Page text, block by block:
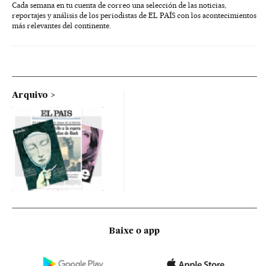
Cada semana en tu cuenta de correo una selección de las noticias,
reportajes y análisis de los periodistas de EL PAÍS con los acontecimientos
más relevantes del continente.
Arquivo
Baixe o app